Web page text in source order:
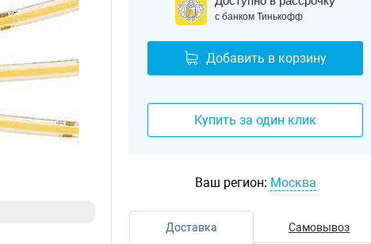
с банком Тинькофф
Добавить в корзину
Купить за один клик
Ваш регион: Москва
Доставка Самовывоз